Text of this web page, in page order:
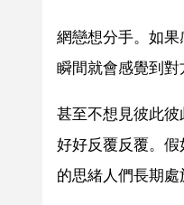
網戀想分手。如
瞬間就會感覺到
甚至不想見彼此
好好反覆反覆。
的思緒人們長期處